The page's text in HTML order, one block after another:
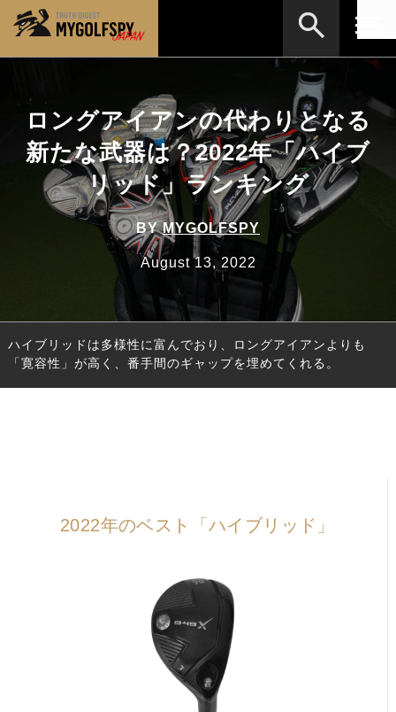
ロングアイアンの代わりとなる
新たな武器は？2022年「ハイブ
リッド」ランキング
BYMYGOLFSPY
August 13, 2022
ハイブリッドは多様性に富んでおり、ロングアイアンよりも
「寛容性」が高く、番手間のギャップを埋めてくれる。
2022年のベスト「ハイブリッド」
テストランキング
NEW RELEASES 新製品情報
HOW TO ゴルフ上達・実践テクニック
テスト・データ検証
ゴルフニュース
製品レビュー
ドライバー
FAIRWAY WOODS フェアウェイウッド
HYBRIDS ハイブリッド
編集部のおすすめ
私たちのチーム
私たちの使命
MyGolfSpyJapanとは？
※メーカー名やクラブ名など、検索したい事柄を入
力してください。
検索